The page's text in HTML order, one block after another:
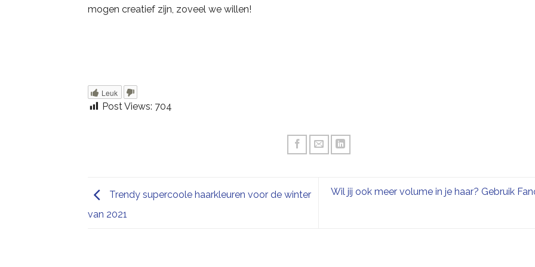
mogen creatief zijn, zoveel we willen!
Leuk
Post Views: 704
Trendy supercoole haarkleuren voor de winter
van 2021
Wil jij ook meer volume in je haar? Gebruik